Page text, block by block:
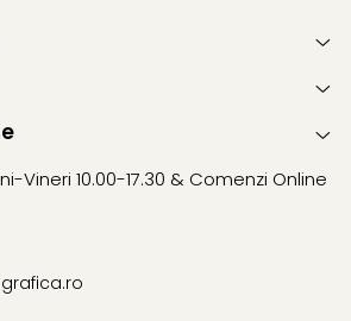
Vineri 10.00-17.30 & Comenzi Online